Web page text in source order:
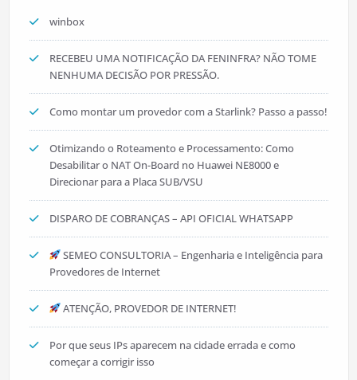
winbox
RECEBEU UMA NOTIFICAÇÃO DA FENINFRA? NÃO TOME
NENHUMA DECISÃO POR PRESSÃO.
Como montar um provedor com a Starlink? Passo a passo!
Otimizando o Roteamento e Processamento: Como
Desabilitar o NAT On-Board no Huawei NE8000 e
Direcionar para a Placa SUB/VSU
DISPARO DE COBRANÇAS – API OFICIAL WHATSAPP
SEMEO CONSULTORIA – Engenharia e Inteligência para
Provedores de Internet
ATENÇÃO, PROVEDOR DE INTERNET!
Por que seus IPs aparecem na cidade errada e como
começar a corrigir isso